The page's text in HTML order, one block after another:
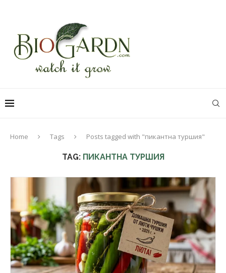
Home Tags Posts tagged with "пикантна туршия"
TAG: ПИКАНТНА ТУРШИЯ